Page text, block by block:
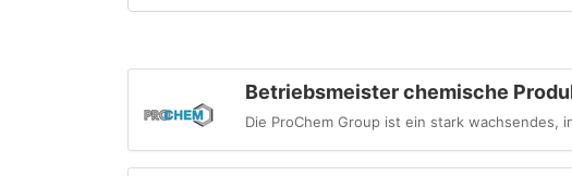
Betriebsmeister chemische
Die ProChem Group ist ein stark